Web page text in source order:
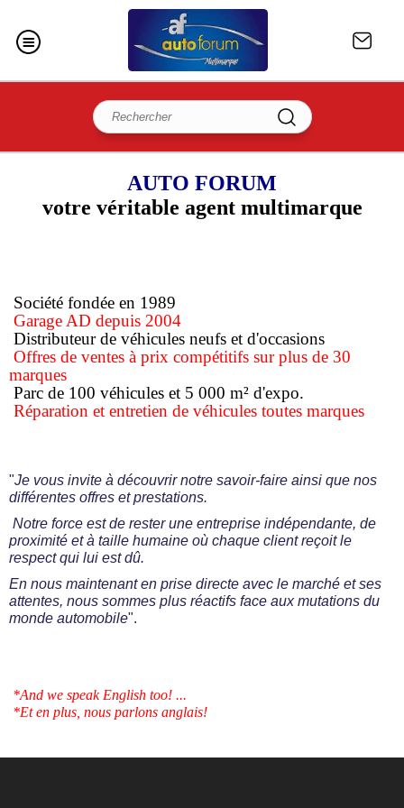
AUTO FORUM
votre véritable agent multimarque
Société fondée en 1989
Garage AD depuis 2004
Distributeur de véhicules neufs et d'occasions
Offres de ventes à prix compétitifs sur plus de 30
marques
Parc de 100 véhicules et 5 000 m² d'expo.
Réparation et entretien de véhicules toutes marques
"Je vous invite à découvrir notre savoir-faire ainsi que nos
différentes offres et prestations.
Notre force est de rester une entreprise indépendante, de
proximité et à taille humaine où chaque client reçoit le
respect qui lui est dû.
En nous maintenant en prise directe avec le marché et ses
attentes, nous sommes plus réactifs face aux mutations du
monde automobile".
*And we speak English too! ...
*Et en plus, nous parlons anglais!